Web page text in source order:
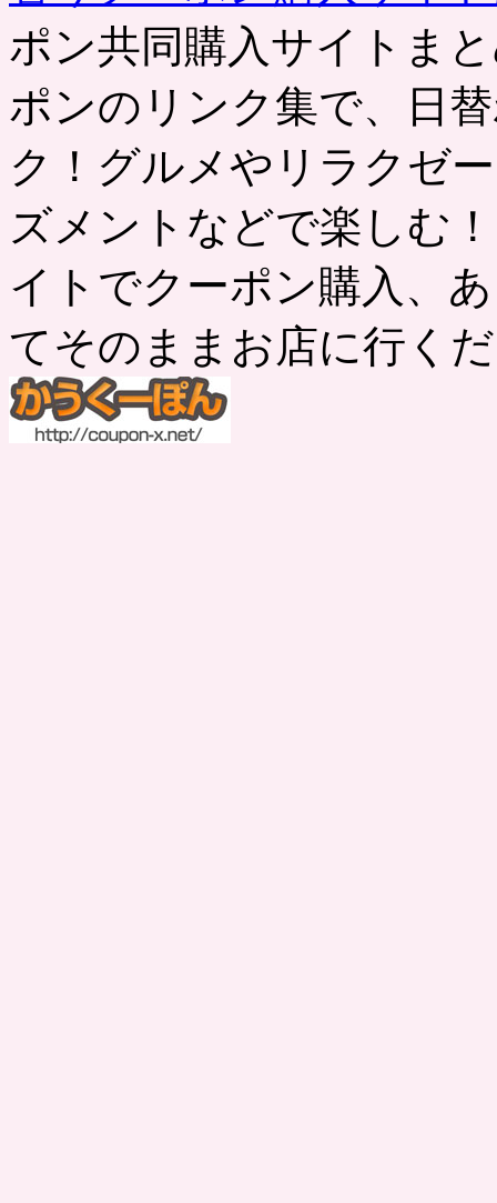
ポン共同購入サイトま
ポンのリンク集で、日
ク！グルメやリラクゼ
ズメントなどで楽しむ
イトでクーポン購入、
てそのままお店に行く